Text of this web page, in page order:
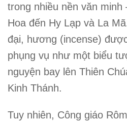
trong nhiều nền văn minh
Hoa đến Hy Lạp và La
đại, hương (incense)
phụng vụ như một biểu
nguyện bay lên Thiên
Kinh Thánh.
Tuy nhiên, Công giáo